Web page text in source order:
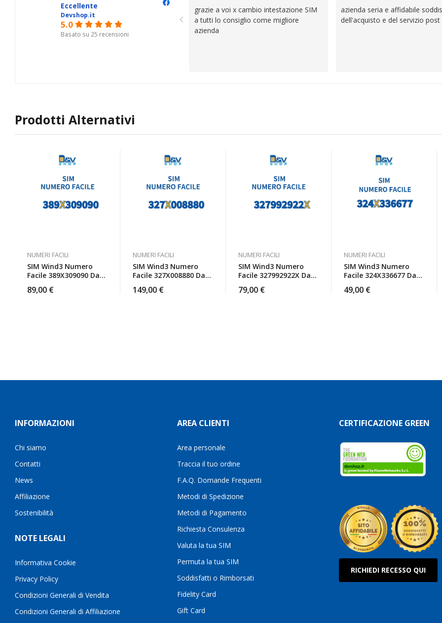
Eccellente
Devshop.it
5.0
Basato su 25 recensioni
grazie a voi x cambio intestazione SIM
a tutti lo consiglio come migliore
azienda
azienda seria e affidabile
dell'acquisto e del servizio post
Prodotti Alternativi
NUMERI FACILI
SIM Wind3 Numero
Facile 389X309090 Da
89,00 €
NUMERI FACILI
SIM Wind3 Numero
Facile 327X008880 Da
149,00 €
NUMERI FACILI
SIM Wind3 Numero
Facile 327992922X Da
79,00 €
NUMERI FACILI
SIM Wind3 Numero
Facile 324X336677 Da
49,00 €
INFORMAZIONI
Chi siamo
Contatti
News
Affiliazione
Sostenibilità
NOTE LEGALI
Informativa Cookie
Privacy Policy
Condizioni Generali di Vendita
Condizioni Generali di Affiliazione
AREA CLIENTI
Area personale
Traccia il tuo ordine
F.A.Q. Domande Frequenti
Metodi di Spedizione
Metodi di Pagamento
Richiesta Consulenza
Valuta la tua SIM
Permuta la tua SIM
Soddisfatti o Rimborsati
Fidelity Card
Gift Card
CERTIFICAZIONE GREEN
RICHIEDI RECESSO QUI